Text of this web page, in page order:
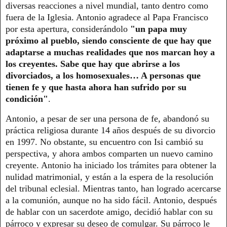
diversas reacciones a nivel mundial, tanto dentro como
fuera de la Iglesia. Antonio agradece al Papa Francisco
por esta apertura, considerándolo "un papa muy
próximo al pueblo, siendo consciente de que hay que
adaptarse a muchas realidades que nos marcan hoy a
los creyentes. Sabe que hay que abrirse a los
divorciados, a los homosexuales… A personas que
tienen fe y que hasta ahora han sufrido por su
condición".
Antonio, a pesar de ser una persona de fe, abandonó su
práctica religiosa durante 14 años después de su divorcio
en 1997. No obstante, su encuentro con Isi cambió su
perspectiva, y ahora ambos comparten un nuevo camino
creyente. Antonio ha iniciado los trámites para obtener la
nulidad matrimonial, y están a la espera de la resolución
del tribunal eclesial. Mientras tanto, han logrado acercarse
a la comunión, aunque no ha sido fácil. Antonio, después
de hablar con un sacerdote amigo, decidió hablar con su
párroco y expresar su deseo de comulgar. Su párroco le